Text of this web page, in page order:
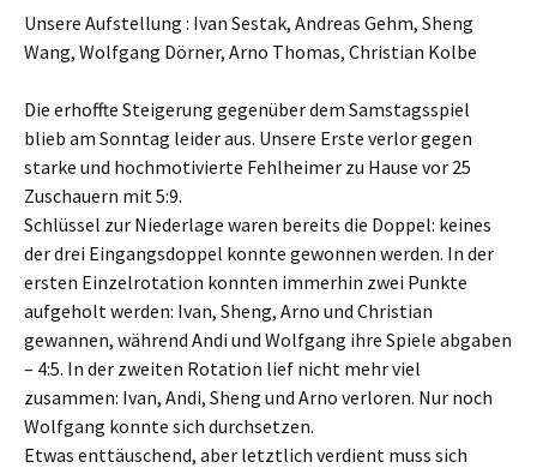
Unsere Aufstellung : Ivan Sestak, Andreas Gehm, Sheng
Wang, Wolfgang Dörner, Arno Thomas, Christian Kolbe
Die erhoffte Steigerung gegenüber dem Samstagsspiel
blieb am Sonntag leider aus. Unsere Erste verlor gegen
starke und hochmotivierte Fehlheimer zu Hause vor 25
Zuschauern mit 5:9.
Schlüssel zur Niederlage waren bereits die Doppel: keines
der drei Eingangsdoppel konnte gewonnen werden. In der
ersten Einzelrotation konnten immerhin zwei Punkte
aufgeholt werden: Ivan, Sheng, Arno und Christian
gewannen, während Andi und Wolfgang ihre Spiele abgaben
– 4:5. In der zweiten Rotation lief nicht mehr viel
zusammen: Ivan, Andi, Sheng und Arno verloren. Nur noch
Wolfgang konnte sich durchsetzen.
Etwas enttäuschend, aber letztlich verdient muss sich